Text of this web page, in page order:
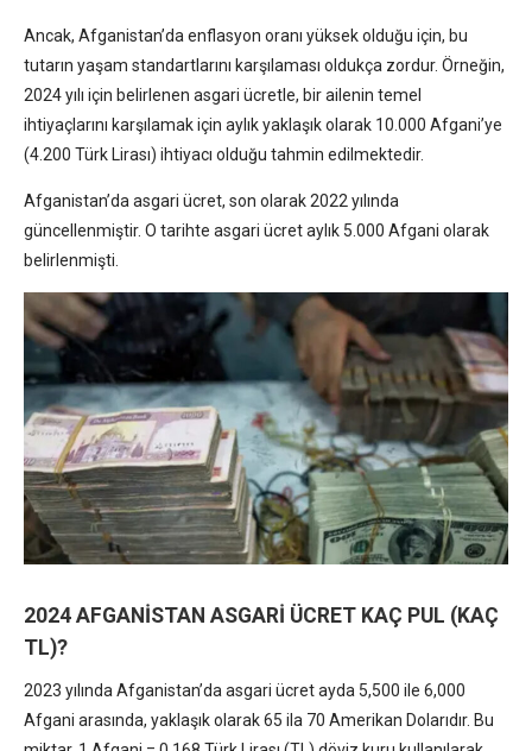
Ancak, Afganistan’da enflasyon oranı yüksek olduğu için, bu
tutarın yaşam standartlarını karşılaması oldukça zordur. Örneğin,
2024 yılı için belirlenen asgari ücretle, bir ailenin temel
ihtiyaçlarını karşılamak için aylık yaklaşık olarak 10.000 Afgani’ye
(4.200 Türk Lirası) ihtiyacı olduğu tahmin edilmektedir.
Afganistan’da asgari ücret, son olarak 2022 yılında
güncellenmiştir. O tarihte asgari ücret aylık 5.000 Afgani olarak
belirlenmişti.
2024 AFGANİSTAN ASGARİ ÜCRET KAÇ PUL (KAÇ
TL)?
2023 yılında Afganistan’da asgari ücret ayda 5,500 ile 6,000
Afgani arasında, yaklaşık olarak 65 ila 70 Amerikan Dolarıdır. Bu